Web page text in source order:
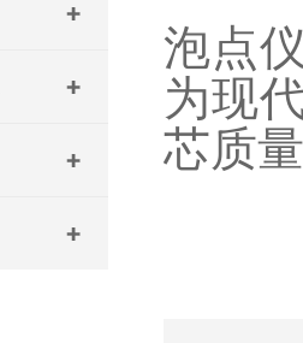
泡点
为现
芯质